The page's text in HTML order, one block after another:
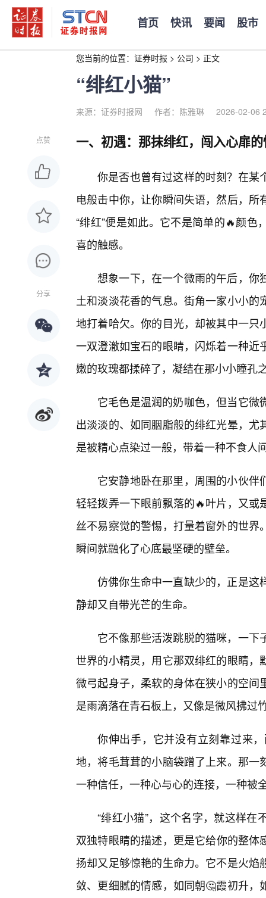
首页 快讯 要闻 股市
您当前的位置： 证券时报 > 公司 > 正文
“绯红小猫”
来源：证券时报网 作者：陈雅琳 2026-02-06
点赞
分享
一、初遇：那抹绯红，闯入心扉
你是否也曾有过这样的时刻？在某
电般击中你，让你瞬间失语，然后，
“绯红”便是如此。它不是简单的🔥颜
喜的触感。
想象一下，在一个微雨的午后，你
土和淡淡花香的气息。街角一家小小
地打着哈欠。你的目光，却被其中一
一双澄澈如宝石的眼睛，闪烁着一种
嫩的玫瑰都揉碎了，凝结在那小小瞳孔
它毛色是温润的奶咖色，但当它
出淡淡的、如同胭脂般的绯红光晕，
是被精心点染过一般，带着一种不食人
它安静地卧在那里，周围的小伙
轻轻拨弄一下眼前飘落的🔥叶片，又
丝不易察觉的警惕，打量着窗外的世
瞬间就融化了心底最坚硬的壁垒。
仿佛你生命中一直缺少的，正是这
静却又自带光芒的生命。
它不像那些活泼跳脱的猫咪，一
世界的小精灵，用它那双绯红的眼睛
微弓起身子，柔软的身体在狭小的空
是雨滴落在青石板上，又像是微风拂过
你伸出手，它并没有立刻靠过来
地，将毛茸茸的小脑袋蹭了上来。那
一种信任，一种心与心的连接，一种被
“绯红小猫”，这个名字，就这样
双独特眼睛的描述，更是它给你的整
扬却又足够惊艳的生命力。它不是火
敛、更细腻的情感，如同朝🤔霞初升